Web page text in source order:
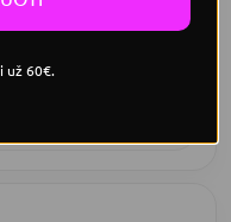
už 60€.